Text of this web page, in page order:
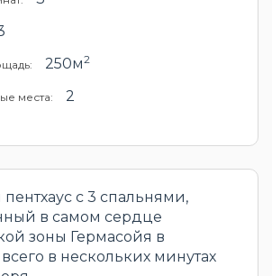
250м2
места: 2
с 3 спальнями,
в самом сердце
зоны Гермасойя в
в нескольких минутах